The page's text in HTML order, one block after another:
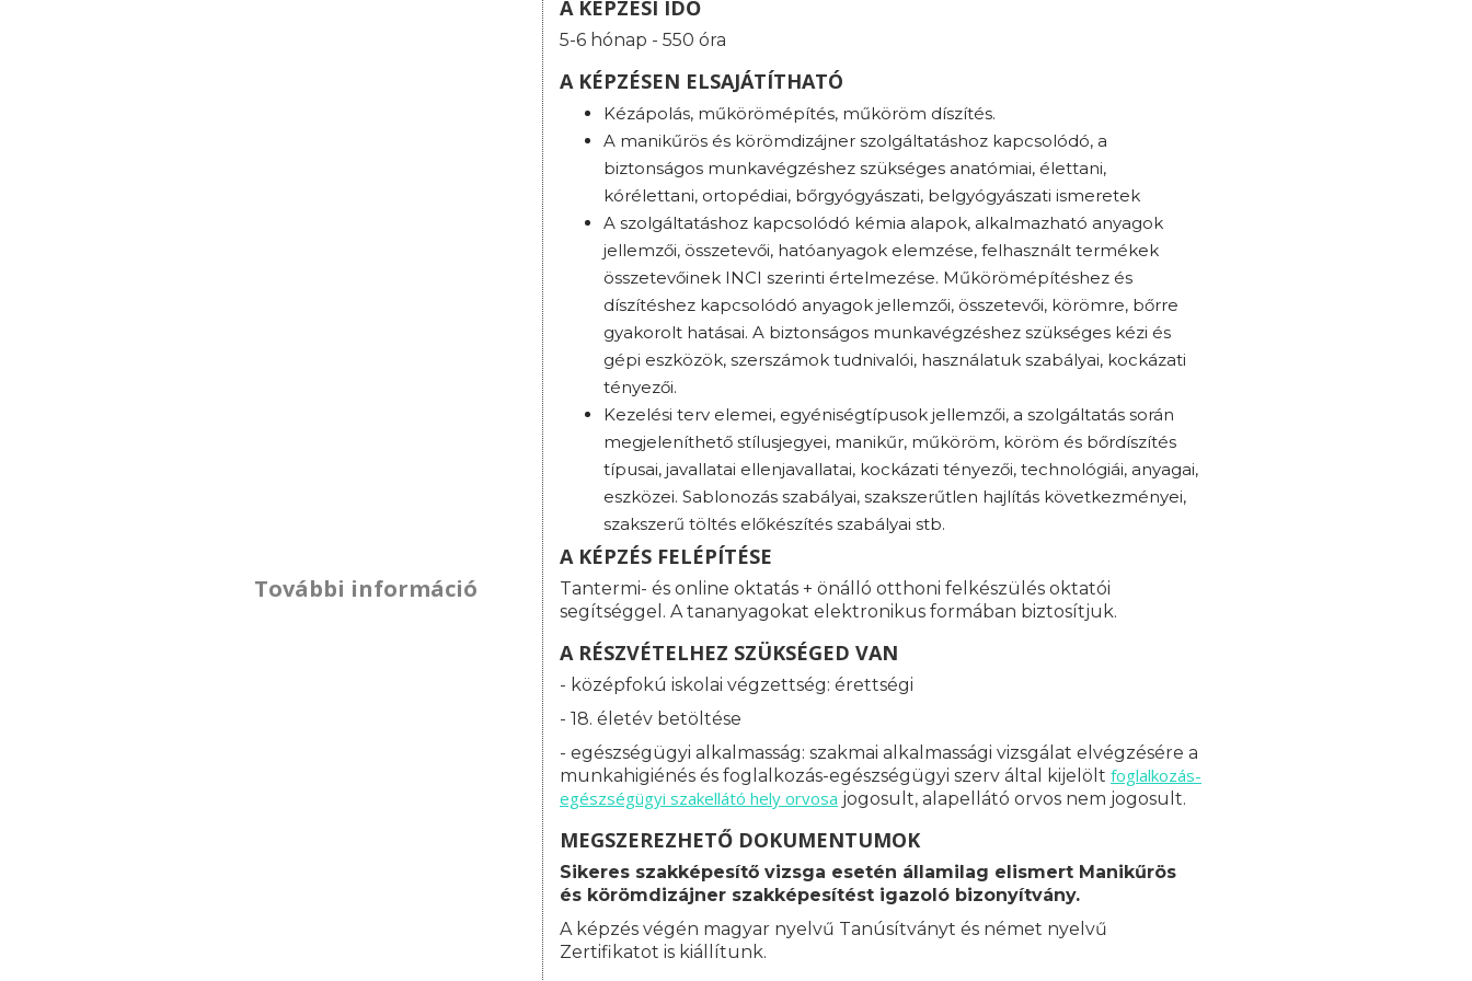
További információ
A KÉPZÉSI IDŐ
5-6 hónap - 550 óra
A KÉPZÉSEN ELSAJÁTÍTHATÓ
Kézápolás, műkörömépítés, műköröm díszítés.
A manikűrös és körömdizájner szolgáltatáshoz kapcsolódó, a
biztonságos munkavégzéshez szükséges anatómiai, élettani,
kórélettani, ortopédiai, bőrgyógyászati, belgyógyászati ismeretek
A szolgáltatáshoz kapcsolódó kémia alapok, alkalmazható anyagok
jellemzői, összetevői, hatóanyagok elemzése, felhasznált termékek
összetevőinek INCI szerinti értelmezése. Műkörömépítéshez és
díszítéshez kapcsolódó anyagok jellemzői, összetevői, körömre, bőrre
gyakorolt hatásai. A biztonságos munkavégzéshez szükséges kézi és
gépi eszközök, szerszámok tudnivalói, használatuk szabályai, kockázati
tényezői.
Kezelési terv elemei, egyéniségtípusok jellemzői, a szolgáltatás során
megjeleníthető stílusjegyei, manikűr, műköröm, köröm és bőrdíszítés
típusai, javallatai ellenjavallatai, kockázati tényezői, technológiái, anyagai,
eszközei. Sablonozás szabályai, szakszerűtlen hajlítás következményei,
szakszerű töltés előkészítés szabályai stb.
A KÉPZÉS FELÉPÍTÉSE
Tantermi- és online oktatás + önálló otthoni felkészülés oktatói
segítséggel. A tananyagokat elektronikus formában biztosítjuk.
A RÉSZVÉTELHEZ SZÜKSÉGED VAN
- középfokú iskolai végzettség: érettségi
- 18. életév betöltése
- egészségügyi alkalmasság: szakmai alkalmassági vizsgálat elvégzésére a
munkahigiénés és foglalkozás-egészségügyi szerv által kijelölt foglalkozás-
egészségügyi szakellátó hely orvosa jogosult, alapellátó orvos nem jogosult.
MEGSZEREZHETŐ DOKUMENTUMOK
Sikeres szakképesítő vizsga esetén államilag elismert Manikűrös
és körömdizájner szakképesítést igazoló bizonyítvány.
A képzés végén magyar nyelvű Tanúsítványt és német nyelvű
Zertifikatot is kiállítunk.